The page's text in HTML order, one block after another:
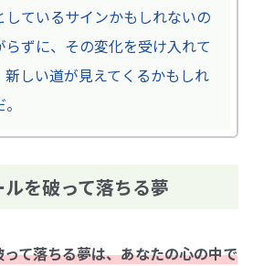
しているサインかもしれないの
らずに、その変化を受け入れて
新しい道が見えてくるかもしれ
を破って落ちる夢
て落ちる夢は、あなたの心の中で